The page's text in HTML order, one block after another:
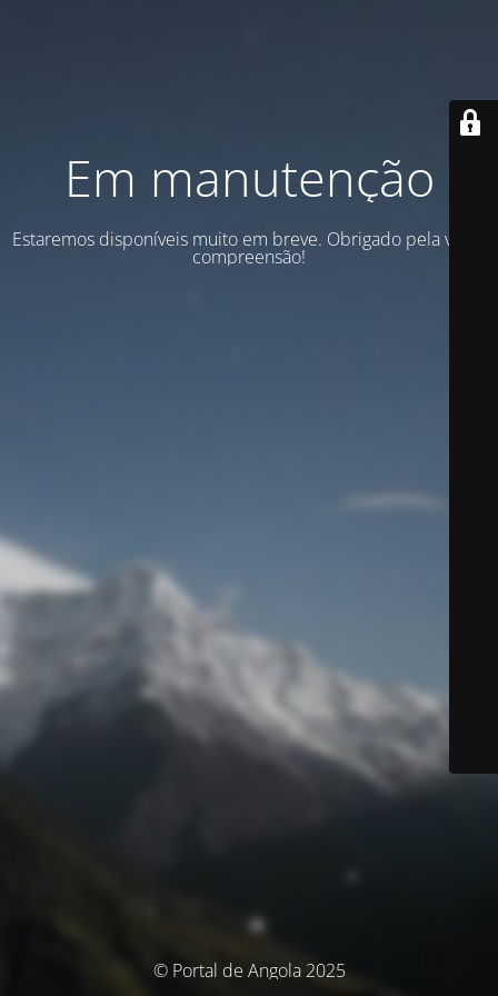
Em manutenção
Estaremos disponíveis muito em breve. Obrigado pela vossa
compreensão!
© Portal de Angola 2025